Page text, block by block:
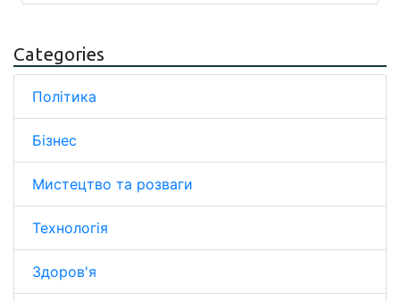
Categories
Політика
Бізнес
Мистецтво та розваги
Технологія
Здоров'я